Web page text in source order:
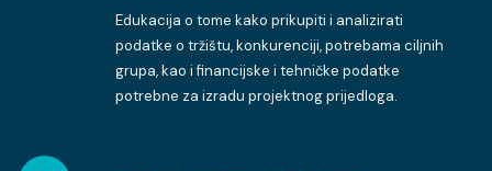
Edukacija o tome kako prikupiti i analizirati
podatke o tržištu, konkurenciji, potrebama ciljnih
grupa, kao i financijske i tehničke podatke
potrebne za izradu projektnog prijedloga.